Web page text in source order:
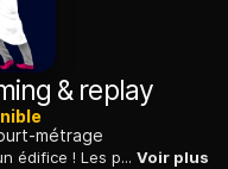
& replay
métrage
Un graffiti est apparu sur la façade d'un édifice ! Les principaux concernés par l'inscription, le maire et le docteur Robin, vont devoir s'expliquer... Voir plus